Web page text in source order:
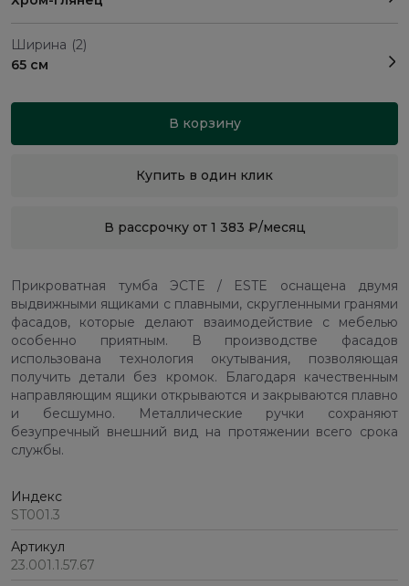
Ширина (2)
65 см
В корзину
Купить в один клик
В рассрочку от 1 383 ₽/месяц
Прикроватная тумба ЭСТЕ / ESTE оснащена двумя
выдвижными ящиками с плавными, скругленными гранями
фасадов, которые делают взаимодействие с мебелью
особенно приятным. В производстве фасадов
использована технология окутывания, позволяющая
получить детали без кромок. Благодаря качественным
направляющим ящики открываются и закрываются плавно
и бесшумно. Металлические ручки сохраняют
безупречный внешний вид на протяжении всего срока
службы.
Индекс
ST001.3
Артикул
23.001.1.57.67